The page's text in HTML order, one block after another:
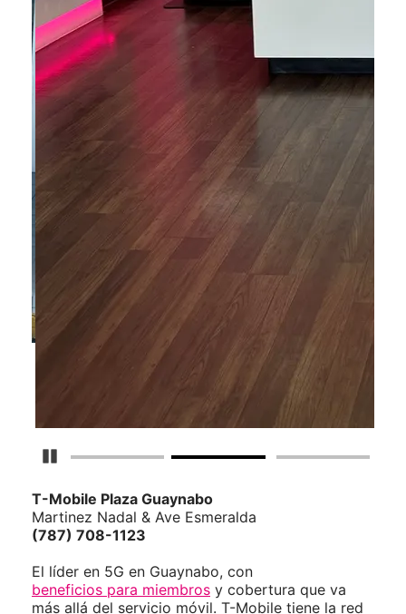
Detener carrusel
T-Mobile Plaza Guaynabo
Martinez Nadal & Ave Esmeralda
(787) 708-1123
El líder en 5G en Guaynabo, con
beneficios para miembros y cobertura que va
más allá del servicio móvil. T-Mobile tiene la red